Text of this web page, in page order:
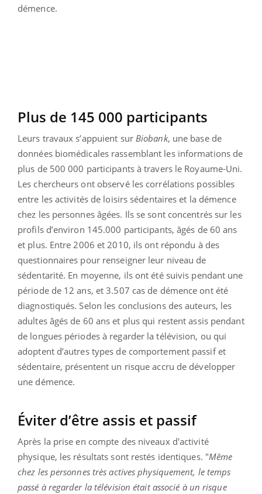
démence.
Plus de 145 000 participants
Leurs travaux s’appuient sur Biobank, une base de
données biomédicales rassemblant les informations de
plus de 500 000 participants à travers le Royaume-Uni.
Les chercheurs ont observé les corrélations possibles
entre les activités de loisirs sédentaires et la démence
chez les personnes âgées. Ils se sont concentrés sur les
profils d’environ 145.000 participants, âgés de 60 ans
et plus. Entre 2006 et 2010, ils ont répondu à des
questionnaires pour renseigner leur niveau de
sédentarité. En moyenne, ils ont été suivis pendant une
période de 12 ans, et 3.507 cas de démence ont été
diagnostiqués. Selon les conclusions des auteurs, les
adultes âgés de 60 ans et plus qui restent assis pendant
de longues périodes à regarder la télévision, ou qui
adoptent d’autres types de comportement passif et
sédentaire, présentent un risque accru de développer
une démence.
Éviter d’être assis et passif
Après la prise en compte des niveaux d'activité
physique, les résultats sont restés identiques. "Même
chez les personnes très actives physiquement, le temps
passé à regarder la télévision était associé à un risque